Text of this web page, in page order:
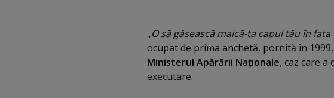
„O să găsească maică-ta capul tău în faţa
ocupat de prima anchetă, pornită în
Ministerul Apărării Naţionale, caz care
executare.